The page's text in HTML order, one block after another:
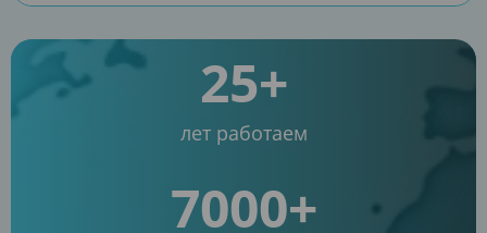
25+
лет работаем
7000+